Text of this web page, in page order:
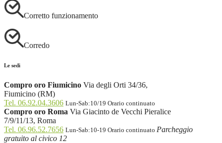
Corretto funzionamento
Corredo
Le sedi
Compro oro Fiumicino Via degli Orti 34/36,
Fiumicino (RM)
Tel. 06.92.04.3606 Lun-Sab:10/19 Orario continuato
Compro oro Roma Via Giacinto de Vecchi Pieralice
7/9/11/13, Roma
Tel. 06.96.52.7656 Lun-Sab:10-19 Orario continuato Parcheggio
gratuito al civico 12